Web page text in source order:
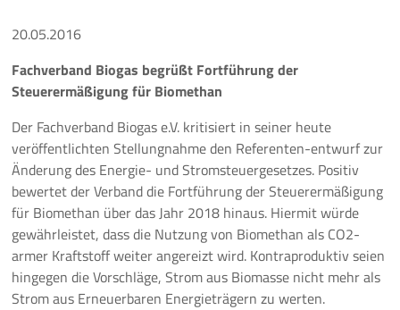
Aktivitäten
Veranstaltungen
Aktuelles
Meldungen
Pressemeldungen
Branchenmeldungen
20.05.2016
Fachverband Biogas begrüßt Fortführung der
Steuerermäßigung für Biomethan
Der Fachverband Biogas e.V. kritisiert in seiner heute
veröffentlichten Stellungnahme den Referenten-entwurf zur
Änderung des Energie- und Stromsteuergesetzes. Positiv
bewertet der Verband die Fortführung der Steuerermäßigung
für Biomethan über das Jahr 2018 hinaus. Hiermit würde
gewährleistet, dass die Nutzung von Biomethan als CO2-
armer Kraftstoff weiter angereizt wird. Kontraproduktiv seien
hingegen die Vorschläge, Strom aus Biomasse nicht mehr als
Strom aus Erneuerbaren Energieträgern zu werten.